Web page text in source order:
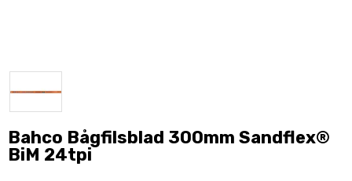
Bahco Bågfilsblad 300mm Sandflex®
BiM 24tpi